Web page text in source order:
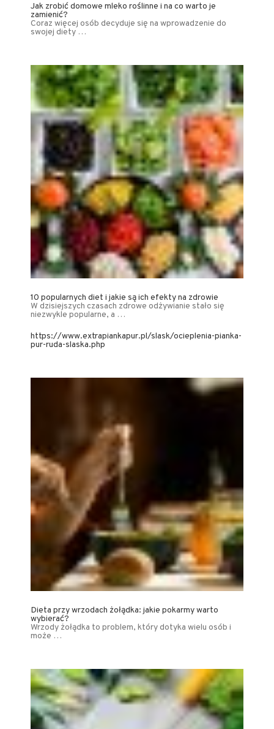
Jak zrobić domowe mleko roślinne i na co warto je
zamienić?
Coraz więcej osób decyduje się na wprowadzenie do
swojej diety …
10 popularnych diet i jakie są ich efekty na zdrowie
W dzisiejszych czasach zdrowe odżywianie stało się
niezwykle popularne, a …
https://www.extrapiankapur.pl/slask/ocieplenia-pianka-
pur-ruda-slaska.php
Dieta przy wrzodach żołądka: jakie pokarmy warto
wybierać?
Wrzody żołądka to problem, który dotyka wielu osób i
może …